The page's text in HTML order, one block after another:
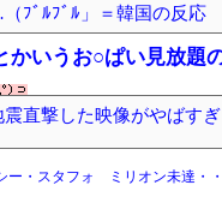
ﾌﾞﾙﾌﾞﾙ」＝韓国の反応
かいうお○ぱい見放題
直撃した映像がやばすぎ
ー・スタフォ ミリオン未達・・